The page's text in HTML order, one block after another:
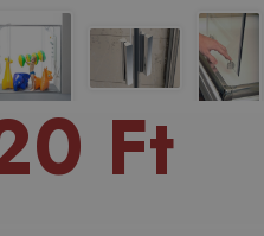
Ft